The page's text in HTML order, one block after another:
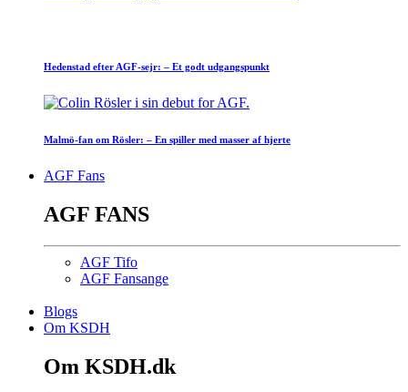
Hedenstad efter AGF-sejr: – Et godt udgangspunkt
Malmö-fan om Rösler: – En spiller med masser af hjerte
AGF Fans
AGF FANS
AGF Tifo
AGF Fansange
Blogs
Om KSDH
Om KSDH.dk